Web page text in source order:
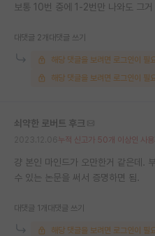
보통 10번 중에 1-2번만 나와도 그
대댓글 2개 대댓글 쓰기
해당 댓글을 보려면 로그인이 필
해당 댓글을 보려면 로그인이 필
쇠약한 로버트 후크
누적 신고가 50개 이상인 사
걍 본인 마인드가 오만한거 같은데.
수 있는 논문을 써서 증명하면 됨.
대댓글 1개 대댓글 쓰기
해당 댓글을 보려면 로그인이 필